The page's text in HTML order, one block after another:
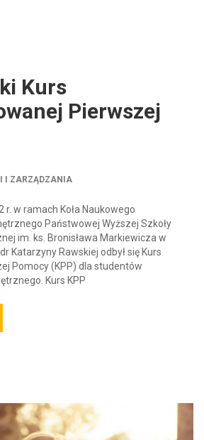
Kurs
Pierwszej
I ZARZĄDZANIA
r. w ramach Koła Naukowego
Państwowej Wyższej Szkoły
im. ks. Bronisława Markiewicza w
Katarzyny Rawskiej odbył się Kurs
Pomocy (KPP) dla studentów
Kurs KPP